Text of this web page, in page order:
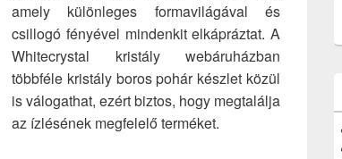
amely különleges formavilágával és
csillogó fényével mindenkit elkápráztat. A
Whitecrystal kristály webáruházban
többféle kristály boros pohár készlet közül
is válogathat, ezért biztos, hogy megtalálja
az ízlésének megfelelő terméket.